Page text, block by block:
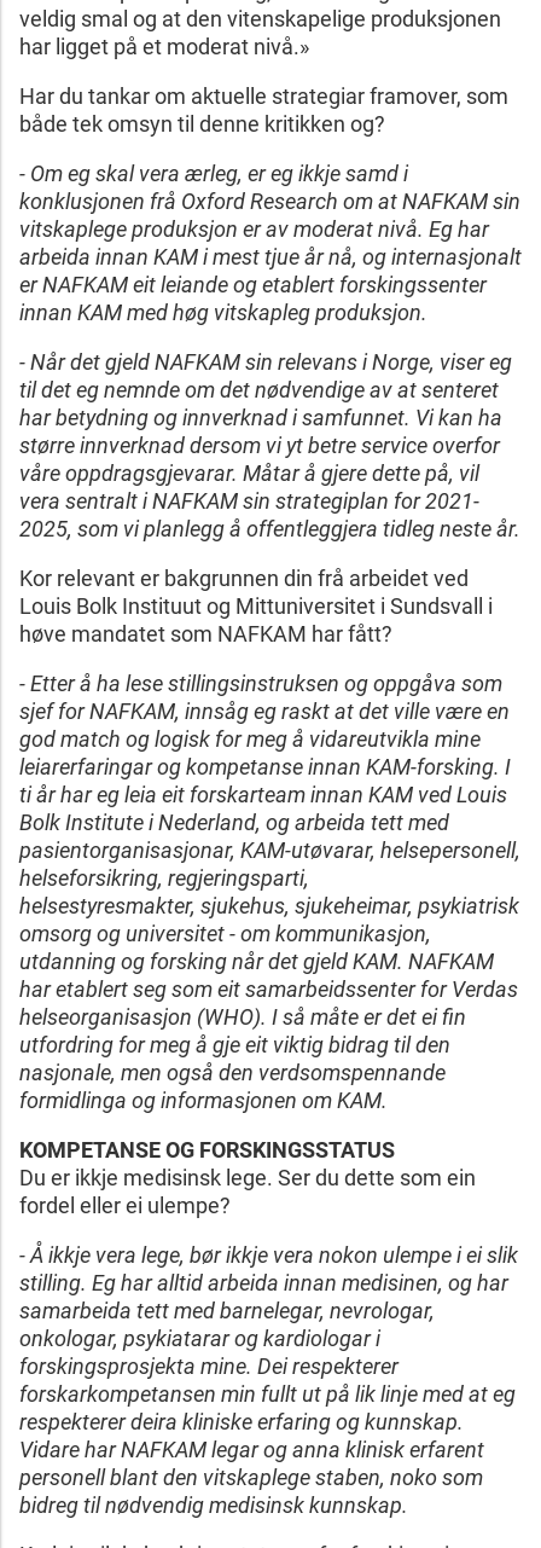
veldig smal og at den vitenskapelige produksjonen
har ligget på et moderat nivå.»
Har du tankar om aktuelle strategiar framover, som
både tek omsyn til denne kritikken og?
- Om eg skal vera ærleg, er eg ikkje samd i
konklusjonen frå Oxford Research om at NAFKAM sin
vitskaplege produksjon er av moderat nivå. Eg har
arbeida innan KAM i mest tjue år nå, og internasjonalt
er NAFKAM eit leiande og etablert forskingssenter
innan KAM med høg vitskapleg produksjon.
- Når det gjeld NAFKAM sin relevans i Norge, viser eg
til det eg nemnde om det nødvendige av at senteret
har betydning og innverknad i samfunnet. Vi kan ha
større innverknad dersom vi yt betre service overfor
våre oppdragsgjevarar. Måtar å gjere dette på, vil
vera sentralt i NAFKAM sin strategiplan for 2021-
2025, som vi planlegg å offentleggjera tidleg neste år.
Kor relevant er bakgrunnen din frå arbeidet ved
Louis Bolk Instituut og Mittuniversitet i Sundsvall i
høve mandatet som NAFKAM har fått?
- Etter å ha lese stillingsinstruksen og oppgåva som
sjef for NAFKAM, innsåg eg raskt at det ville være en
god match og logisk for meg å vidareutvikla mine
leiarerfaringar og kompetanse innan KAM-forsking. I
ti år har eg leia eit forskarteam innan KAM ved Louis
Bolk Institute i Nederland, og arbeida tett med
pasientorganisasjonar, KAM-utøvarar, helsepersonell,
helseforsikring, regjeringsparti,
helsestyresmakter, sjukehus, sjukeheimar, psykiatrisk
omsorg og universitet - om kommunikasjon,
utdanning og forsking når det gjeld KAM. NAFKAM
har etablert seg som eit samarbeidssenter for Verdas
helseorganisasjon (WHO). I så måte er det ei fin
utfordring for meg å gje eit viktig bidrag til den
nasjonale, men også den verdsomspennande
formidlinga og informasjonen om KAM.
KOMPETANSE OG FORSKINGSSTATUS
Du er ikkje medisinsk lege. Ser du dette som ein
fordel eller ei ulempe?
- Å ikkje vera lege, bør ikkje vera nokon ulempe i ei slik
stilling. Eg har alltid arbeida innan medisinen, og har
samarbeida tett med barnelegar, nevrologar,
onkologar, psykiatarar og kardiologar i
forskingsprosjekta mine. Dei respekterer
forskarkompetansen min fullt ut på lik linje med at eg
respekterer deira kliniske erfaring og kunnskap.
Vidare har NAFKAM legar og anna klinisk erfarent
personell blant den vitskaplege staben, noko som
bidreg til nødvendig medisinsk kunnskap.